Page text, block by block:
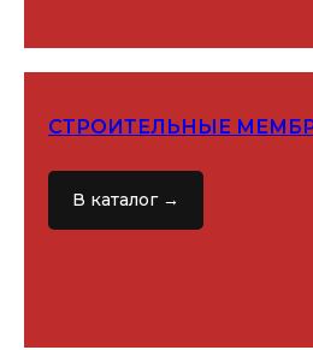
СТРОИТЕЛЬНЫЕ
В каталог →